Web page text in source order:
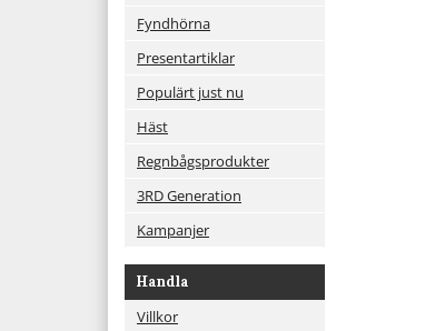
Fyndhörna
Presentartiklar
Populärt just nu
Häst
Regnbågsprodukter
3RD Generation
Kampanjer
Handla
Villkor